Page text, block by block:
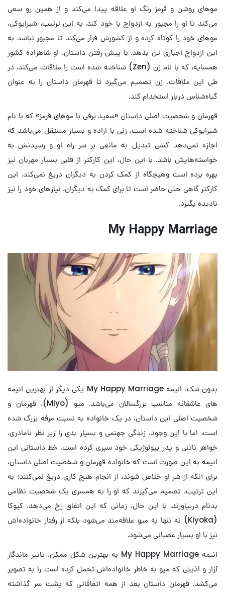
موهای روشن و قرمز رنگ او علاقه پیدا می‌کند و از همین رو سعی
می‌کند تا او را مجبور به ازدواج با خود کند. به این ترتیب، شیرایوکی،
موهای خود را کوتاه کرده و از کشورش فرار می‌کند تا مجبور نباشد به
این ازدواج اجباری تن بدهد. با پیش رفتن داستان، او شاهزاده کشور
همسایه، که با نام زن (Zen) شناخته شده است را ملاقات می‌کند. در
طی این ملاقات، زن تصمیم می‌گیرد تا قهرمان داستان را به عنوان
گیاه‌شناس دربار استخدام کند.
قهرمان و شخصیت اصلی داستان «سفید برفی با موهای قرمز» که با نام
شیرایوکی شناخته شده است، زنی با اراده و بسیار مستقل می‌باشد که
اجازه نمی‌دهد کسی تبدیل به مانعی بر سر راه او و رسیدنش به
خواسته‌هایش باشد. با این حال، این کارکتر از قلبی بسیار مهربان نیز
بهره برده است وهیچگاه از کمک کردن به دیگران دریغ نمی‌کند. این
کارکتر گاهی حتی حاضر است تا برای کمک به دیگران، نیازهای خود را نیز
نادیده بگیرد.
My Happy Marriage
بدون شک، انیمه My Happy Marriage یکی دیگر از بهترین انیمه
های عاشقانه مناسب بزرگسالان می‌باشد. میو (Miyo)، قهرمان و
شخصیت اصلی این داستان، در یک خانواده به نسبت مرفه بزرگ شده
است، اما با این وجود، زندگی جهنمی و بسیار بدی را زیر نظر نامادری،
خواهر ناتنی و پدر بیولوژیکی خود سپری کرده است. خط داستانی این
انیمه به این صورت است که خانواده قهرمان و شخصیت اصلی داستان،
برای آنکه از شر او خلاص شوند، از انجام هیچ کاری دریغ نمی‌کنند؛ به
این ترتیب، تصمیم می‌گیرند که او را به همسری یک شخصیت نظامی
بدنام دربیاورند. با این حال، زمانی که این اتفاق رخ می‌دهد، کیوکا
(Kiyoka) نه تنها به میو علاقه‌مند می‌شود بلکه از رفتار خانواده‌اش
نیز با او بسیار عصبانی می‌شود.
انیمه My Happy Marriage به بهترین شکل ممکن، تاثیر ماندگار
آزار و اذیتی که میو به خاطر خانواده‌اش تحمل کرده است را به تصویر
می‌کشد. قهرمان داستان بعد از همه اتفاقاتی که پشت سر گذاشته‌